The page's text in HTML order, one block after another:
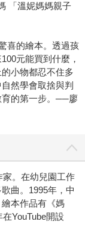
「溫妮媽媽親子
喜的繪本。透過孩
元能買到什麼，
小物都忍不住多
然學會取捨與判
育的第一步。──廖
家。在幼兒園工作
曲。1995年，中
本作品有《媽
YouTube開設